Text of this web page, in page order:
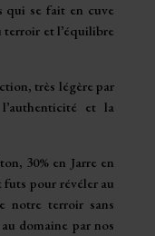
qui se fait en cuve
terroir et l’équilibre
très légère par
et la
30% en Jarre en
futs pour révéler au
notre terroir sans
domaine par nos